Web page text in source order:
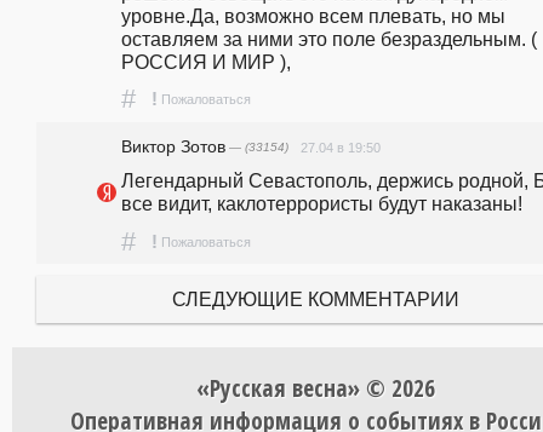
уровне.Да, возможно всем плевать, но мы
оставляем за ними это поле безраздельным. (
РОССИЯ И МИР ),
# ! Пожаловаться
Виктор Зотов — (33154) 27.04 в 19:50
Легендарный Севастополь, держись родной,
все видит, каклотеррористы будут наказаны!
# ! Пожаловаться
СЛЕДУЮЩИЕ КОММЕНТАРИИ
«Русская весна» © 2026
Оперативная информация о событиях в